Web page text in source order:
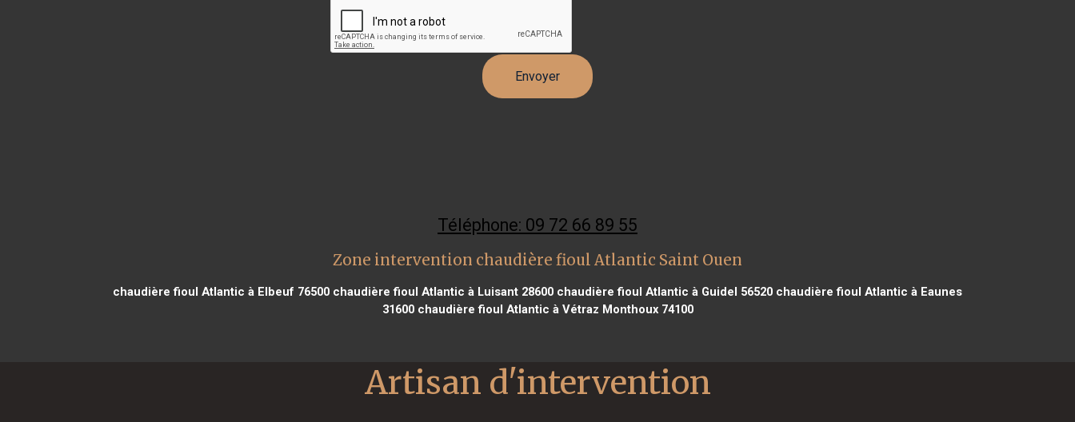
Téléphone: 09 72 66 89 55
Zone intervention chaudière fioul Atlantic Saint Ouen
chaudière fioul Atlantic à Elbeuf 76500 chaudière fioul Atlantic à Luisant 28600 chaudière fioul Atlantic à Guidel 56520 chaudière fioul Atlantic à Eaunes
31600chaudière fioul Atlantic à Vétraz Monthoux 74100
Artisan d'intervention